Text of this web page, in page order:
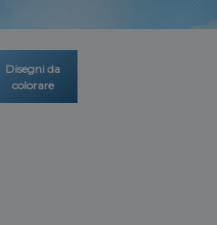
Disegni da
colorare